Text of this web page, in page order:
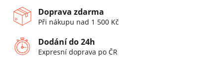
Doprava zdarma
Při nákupu nad 1 500 Kč
Dodání do 24h
Expresní doprava po ČR